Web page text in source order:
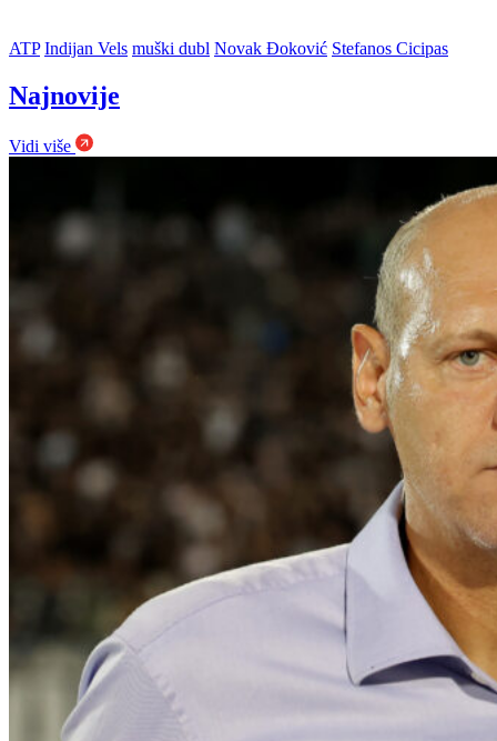
ATP Indijan Vels muški dubl Novak Đoković Stefanos Cicipas
Najnovije
Vidi više